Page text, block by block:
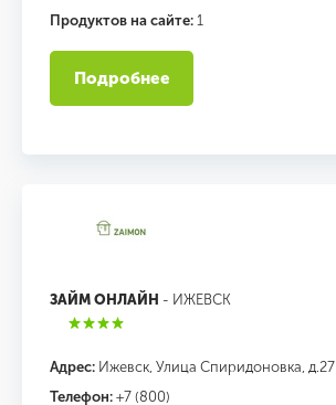
Продуктов на сайте: 1
Подробнее
ЗАЙМ ОНЛАЙН - ИЖЕВСК
Адрес: Ижевск, Улица Спиридоновка, д.27
Телефон: +7 (800)